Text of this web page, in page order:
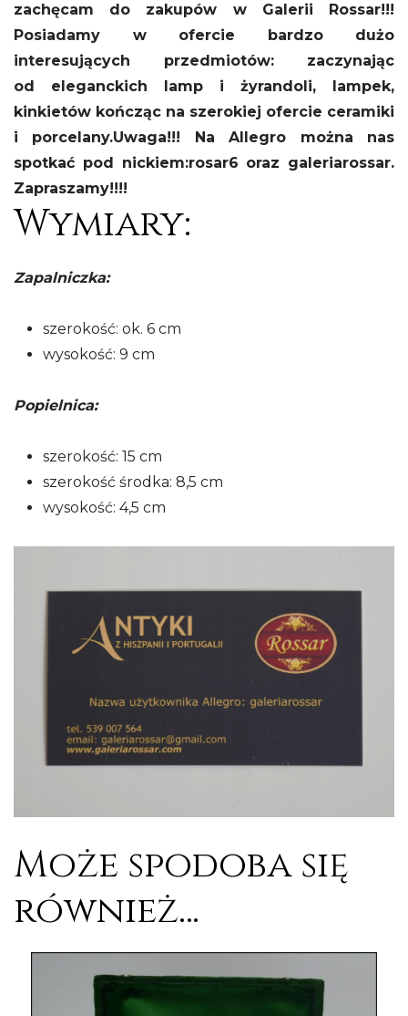
zachęcam do zakupów w Galerii Rossar!!!
Posiadamy w ofercie bardzo dużo
interesujących przedmiotów: zaczynając
od eleganckich lamp i żyrandoli, lampek,
kinkietów kończąc na szerokiej ofercie ceramiki
i porcelany.Uwaga!!! Na Allegro można nas
spotkać pod nickiem:rosar6 oraz galeriarossar.
Zapraszamy!!!!
Wymiary:
Zapalniczka:
szerokość: ok. 6 cm
wysokość: 9 cm
Popielnica:
szerokość: 15 cm
szerokość środka: 8,5 cm
wysokość: 4,5 cm
Może spodoba się
również…